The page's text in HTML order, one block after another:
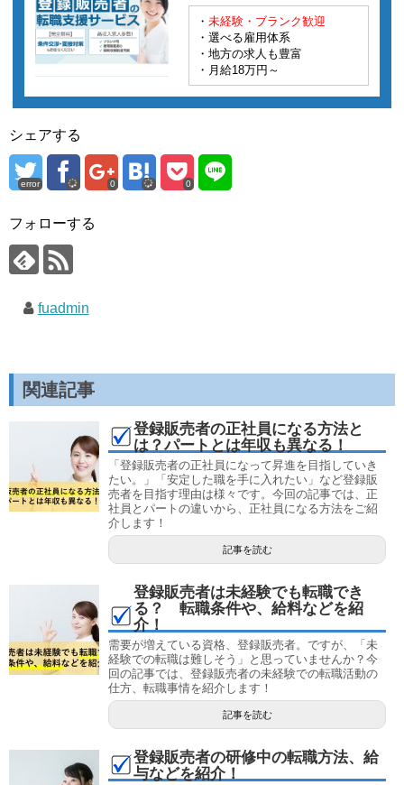
・ 未経験・ブランク歓迎
・選べる雇用体系
・地方の求人も豊富
・月給18万円～
シェアする
error 0 0
フォローする
fuadmin
関連記事
登録販売者の正社員になる方法と
は？パートとは年収も異なる！
「登録販売者の正社員になって昇進を目指していき
たい。」「安定した職を手に入れたい」など登録販
売者を目指す理由は様々です。今回の記事では、正
社員とパートの違いから、正社員になる方法をご紹
介します！
記事を読む
登録販売者は未経験でも転職でき
る？ 転職条件や、給料などを紹
介！
需要が増えている資格、登録販売者。ですが、「未
経験での転職は難しそう」と思っていませんか？今
回の記事では、登録販売者の未経験での転職活動の
仕方、転職事情を紹介します！
記事を読む
登録販売者の研修中の転職方法、給
与などを紹介！